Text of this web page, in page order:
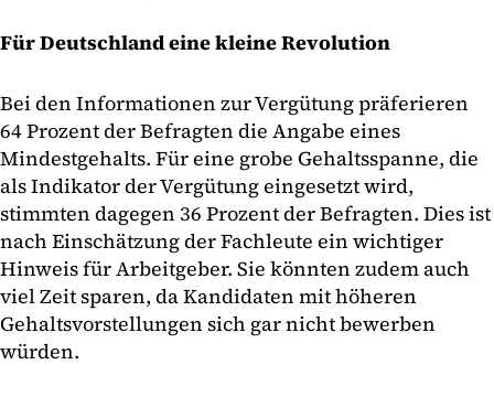
Für Deutschland eine kleine Revolution
Bei den Informationen zur Vergütung präferieren
64 Prozent der Befragten die Angabe eines
Mindestgehalts. Für eine grobe Gehaltsspanne, die
als Indikator der Vergütung eingesetzt wird,
stimmten dagegen 36 Prozent der Befragten. Dies ist
nach Einschätzung der Fachleute ein wichtiger
Hinweis für Arbeitgeber. Sie könnten zudem auch
viel Zeit sparen, da Kandidaten mit höheren
Gehaltsvorstellungen sich gar nicht bewerben
würden.